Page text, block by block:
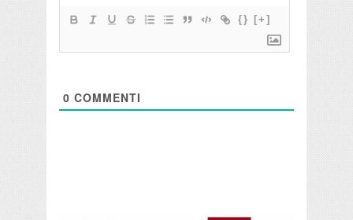
{} [+]
0 COMMENTI